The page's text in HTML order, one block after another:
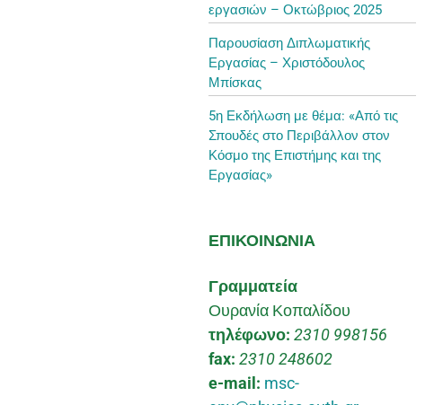
εργασιών – Οκτώβριος 2025
Παρουσίαση Διπλωματικής
Εργασίας – Χριστόδουλος
Μπίσκας
5η Εκδήλωση με θέμα: «Από τις
Σπουδές στο Περιβάλλον στον
Κόσμο της Επιστήμης και της
Εργασίας»
ΕΠΙΚΟΙΝΩΝΙΑ
Γραμματεία
Ουρανία Κοπαλίδου
τηλέφωνο: 2310 998156
fax: 2310 248602
e-mail: msc-